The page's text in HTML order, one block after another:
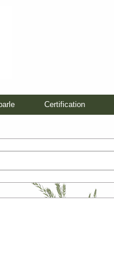
Certification